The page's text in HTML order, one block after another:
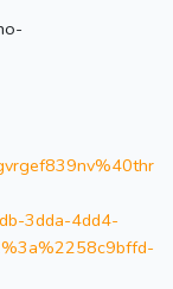
3dda-4dd4-